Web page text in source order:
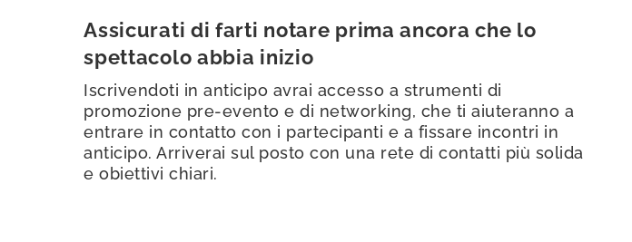
Assicurati di farti notare prima ancora che lo
spettacolo abbia inizio
Iscrivendoti in anticipo avrai accesso a strumenti di
promozione pre-evento e di networking, che ti aiuteranno a
entrare in contatto con i partecipanti e a fissare incontri in
anticipo. Arriverai sul posto con una rete di contatti più solida
e obiettivi chiari.